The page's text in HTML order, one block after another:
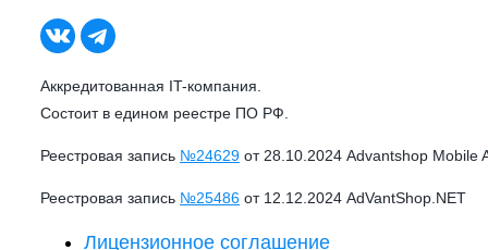
Аккредитованная IT-компания.
Состоит в едином реестре ПО РФ.
Реестровая запись №24629 от 28.10.2024 Advantshop Mobile
Реестровая запись №25486 от 12.12.2024 AdVantShop.NET
Лицензионное соглашение